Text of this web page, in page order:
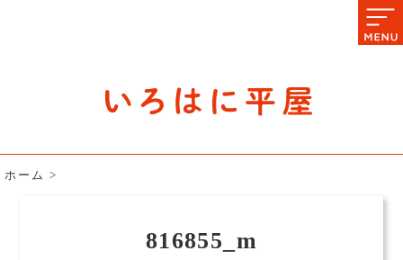
ホーム >
816855_m